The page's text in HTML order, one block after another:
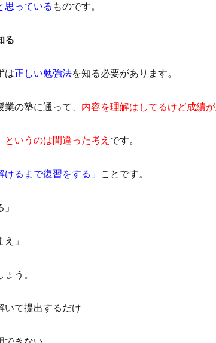
思っている ものです。
る
は正しい勉強法を知る必要があります。
の塾に通って、 内容を理解はしてるけど成績
というのは間違った考え です。
けるまで復習をする」 ことです。
」
う。
いて提出するだけ